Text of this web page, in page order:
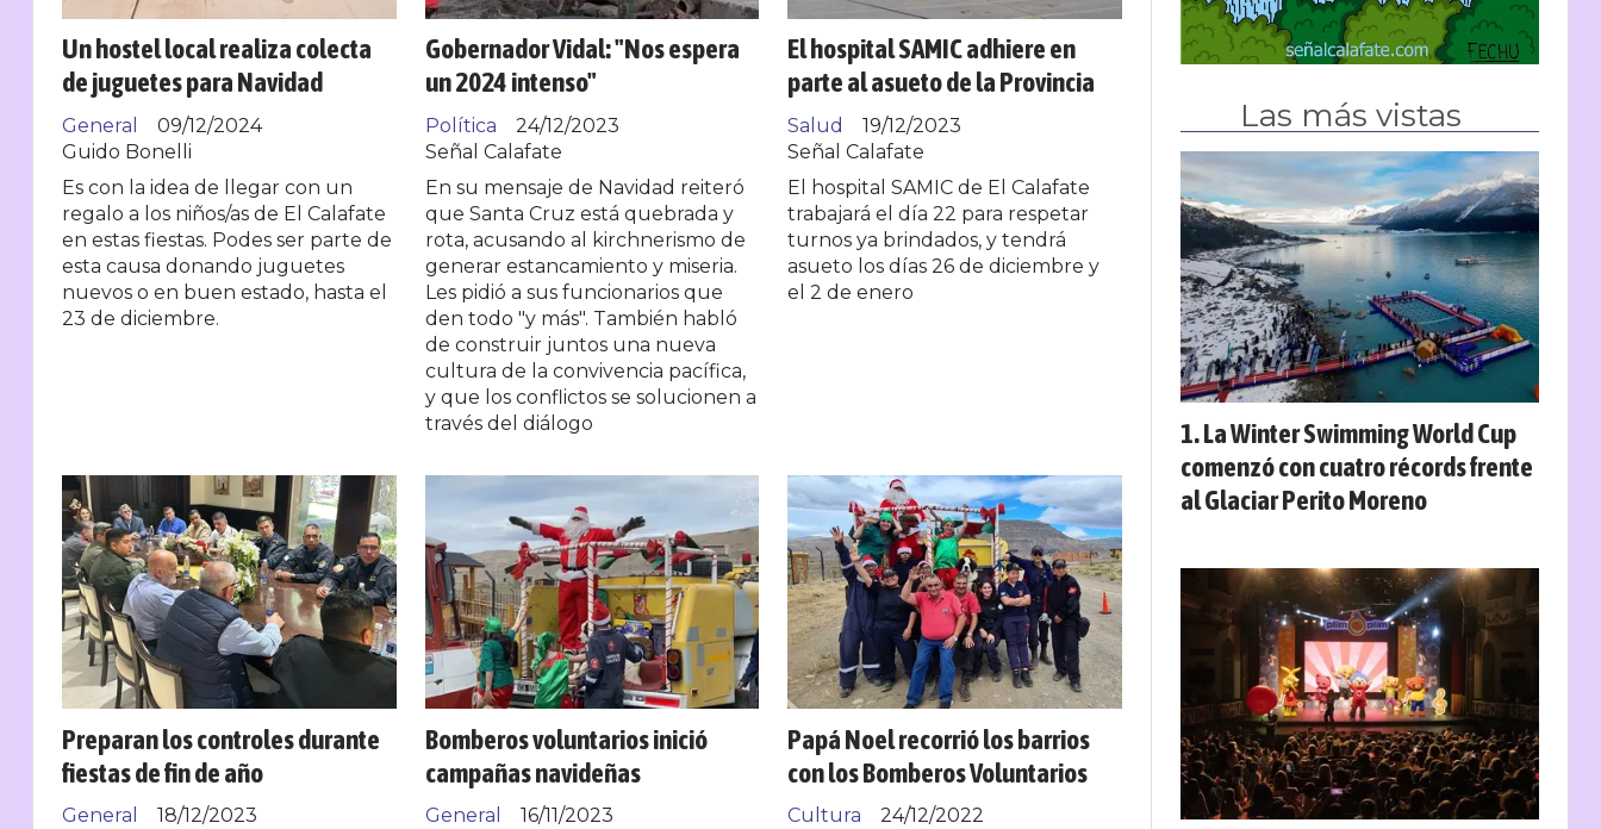
Un hostel local realiza colecta
de juguetes para Navidad
Guido Bonelli
General 09/12/2024
Es con la idea de llegar con un
regalo a los niños/as de El Calafate
en estas fiestas. Podes ser parte de
esta causa donando juguetes
nuevos o en buen estado, hasta el
23 de diciembre.
Gobernador Vidal: "Nos espera
un 2024 intenso"
Señal Calafate
Política 24/12/2023
En su mensaje de Navidad reiteró
que Santa Cruz está quebrada y
rota, acusando al kirchnerismo de
generar estancamiento y miseria.
Les pidió a sus funcionarios que
den todo "y más". También habló
de construir juntos una nueva
cultura de la convivencia pacífica,
y que los conflictos se solucionen a
través del diálogo
El hospital SAMIC adhiere en
parte al asueto de la Provincia
Señal Calafate
Salud 19/12/2023
El hospital SAMIC de El Calafate
trabajará el día 22 para respetar
turnos ya brindados, y tendrá
asueto los días 26 de diciembre y
el 2 de enero
Preparan los controles durante
fiestas de fin de año
General 18/12/2023
Bomberos voluntarios inició
campañas navideñas
General 16/11/2023
Papá Noel recorrió los barrios
con los Bomberos Voluntarios
Cultura 24/12/2022
Las más vistas
La Winter Swimming World Cup
comenzó con cuatro récords frente
al Glaciar Perito Moreno